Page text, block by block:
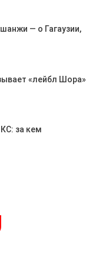
— о Гагаузии,
«лейбл Шора»
за кем